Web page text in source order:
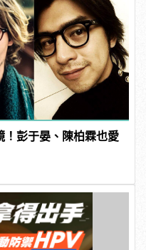
！彭于晏、陳柏霖也愛